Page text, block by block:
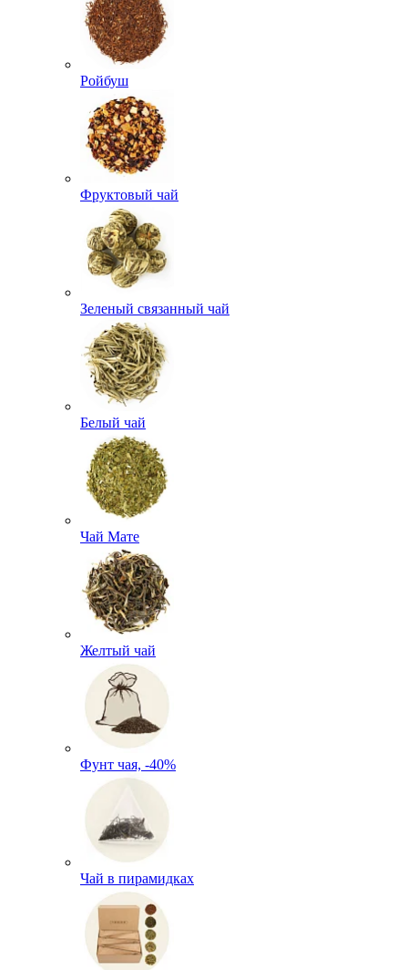
Ройбуш
Фруктовый чай
Зеленый связанный чай
Белый чай
Чай Мате
Желтый чай
Фунт чая, -40%
Чай в пирамидках